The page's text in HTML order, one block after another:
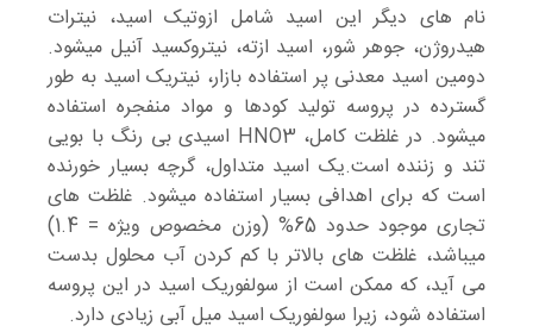
نام های دیگر این اسید شامل ازوتیک اسید، نیترات
هیدروژن، جوهر شور، اسید ازته، نیتروکسید آنیل میشود.
دومین اسید معدنی پر استفاده بازار، نیتریک اسید به طور
گسترده در پروسه تولید کودها و مواد منفجره استفاده
میشود. در غلظت کامل، HNO3 اسیدی بی رنگ با بویی
تند و زننده است.یک اسید متداول، گرچه بسیار خورنده
است که برای اهدافی بسیار استفاده میشود. غلظت های
تجاری موجود حدود 65% (وزن مخصوص ویژه = 1.4)
میباشد، غلظت های بالاتر با کم کردن آب محلول بدست
می آید، که ممکن است از سولفوریک اسید در این پروسه
استفاده شود، زیرا سولفوریک اسید میل آبی زیادی دارد.